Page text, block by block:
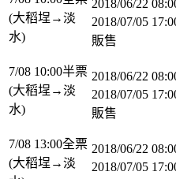
(大稻埕→淡
水)
2018/06/22
2018/07/05
販售
7/08 10:00半票
(大稻埕→淡
水)
2018/06/22
2018/07/05
販售
7/08 13:00全票
(大稻埕→淡
2018/06/22
2018/07/05